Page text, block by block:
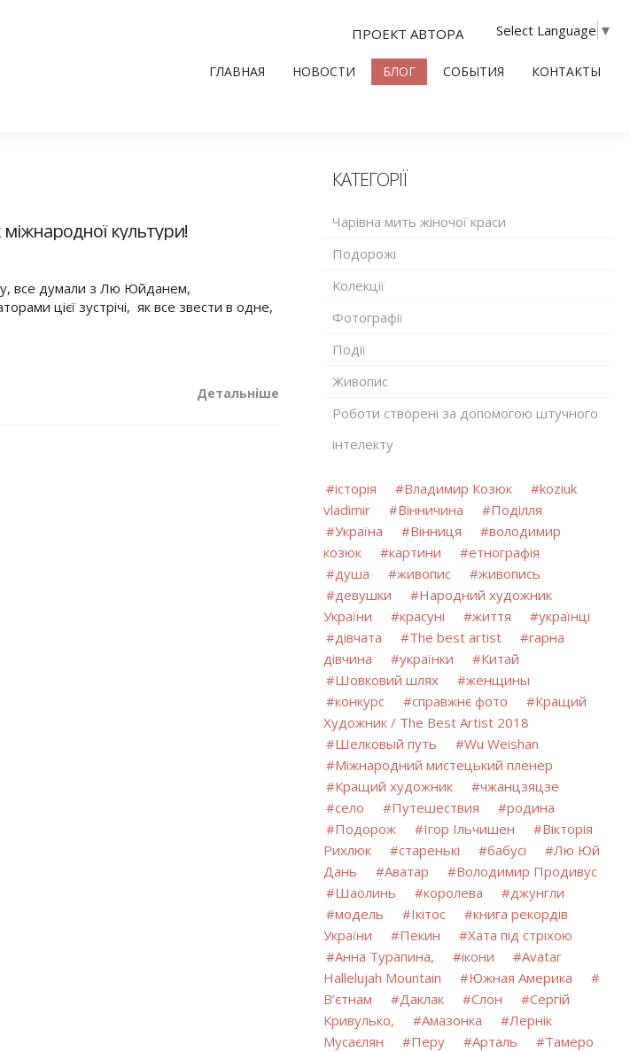
ПРОЕКТ АВТОРА Select Language ▼
ГЛАВНАЯ НОВОСТИ БЛОГ СОБЫТИЯ КОНТАКТЫ
культури!
все думали з Лю Юйданем,
цієї зустрічі, як все звести в одне,
Детальніше
КАТЕГОРІЇ
Чарівна мить жіночої краси
Подорожі
Колекції
Фотографії
Події
Живопис
Роботи створені за допомогою штучного
інтелекту
історія Владимир Козюк
koziuk
vladimir
Вінничина
Поділля
Україна
Вінниця
володимир
козюк
картини
етнографія
душа
живопис
живопись
девушки
Народний художник
України
красуні життя
українці
дівчата
The best artist
гарна
дівчина
українки
Китай
Шовковий шлях
женщины
конкурс
справжнє фото
Кращий
Художник / The Best Artist 2018
Шелковый путь
Wu Weishan
Міжнародний мистецький пленер
Кращий художник
чжанцзяцзе
село
Путешествия
родина
Подорож
Ігор Ільчишен
Вікторія
Рихлюк
старенькі бабусі
Лю Юй
Дань
Аватар
Володимир Продивус
Шаолинь
королева
джунгли
модель
Ікітос
книга рекордів
України
Пекин
Хата під стріхою
Анна Турапина,
ікони
Avatar
Hallelujah Mountain
Южная Америка
В’єтнам
Даклак Слон
Сергій
Кривулько,
Амазонка
Лернік
Мусаєлян
Перу Арталь
Тамеро